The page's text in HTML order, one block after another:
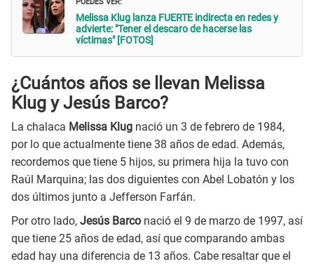
Melissa Klug lanza FUERTE indirecta en redes y
advierte: "Tener el descaro de hacerse las
víctimas" [FOTOS]
¿Cuántos años se llevan Melissa
Klug y Jesús Barco?
La chalaca Melissa Klug nació un 3 de febrero de 1984,
por lo que actualmente tiene 38 años de edad. Además,
recordemos que tiene 5 hijos, su primera hija la tuvo con
Raúl Marquina; las dos diguientes con Abel Lobatón y los
dos últimos junto a Jefferson Farfán.
Por otro lado, Jesús Barco nació el 9 de marzo de 1997, así
que tiene 25 años de edad, así que comparando ambas
edad hay una diferencia de 13 años. Cabe resaltar que el